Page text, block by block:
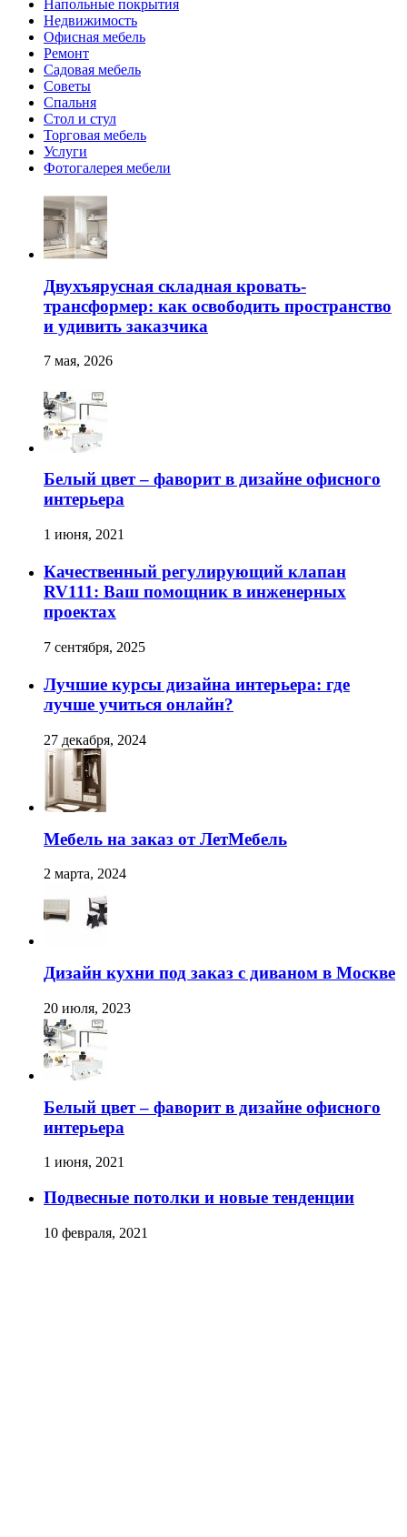
Напольные покрытия
Недвижимость
Офисная мебель
Ремонт
Садовая мебель
Советы
Спальня
Стол и стул
Торговая мебель
Услуги
Фотогалерея мебели
Двухъярусная складная кровать-
трансформер: как освободить пространство
и удивить заказчика
7 мая, 2026
Белый цвет – фаворит в дизайне офисного
интерьера
1 июня, 2021
Качественный регулирующий клапан
RV111: Ваш помощник в инженерных
проектах
7 сентября, 2025
Лучшие курсы дизайна интерьера: где
лучше учиться онлайн?
27 декабря, 2024
Мебель на заказ от ЛетМебель
2 марта, 2024
Дизайн кухни под заказ с диваном в Москве
20 июля, 2023
Белый цвет – фаворит в дизайне офисного
интерьера
1 июня, 2021
Подвесные потолки и новые тенденции
10 февраля, 2021